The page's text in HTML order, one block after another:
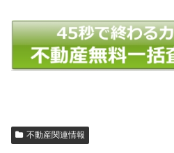
不動産関連情報